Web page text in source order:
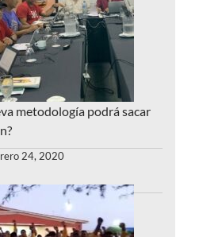
metodología podrá sacar
24, 2020